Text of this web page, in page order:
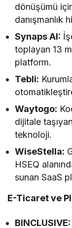
dönüşümü
danışmanlık
Synaps AI:
toplayan 13
platform.
Tebli:
Waytogo:
dijitale
teknoloji.
WiseStella:
HSEQ
sunan SaaS
E-Ticaret ve
BINCLUSIVE: